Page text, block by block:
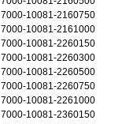
7000-10081-2160750
7000-10081-2161000
7000-10081-2260150
7000-10081-2260300
7000-10081-2260500
7000-10081-2260750
7000-10081-2261000
7000-10081-2360150